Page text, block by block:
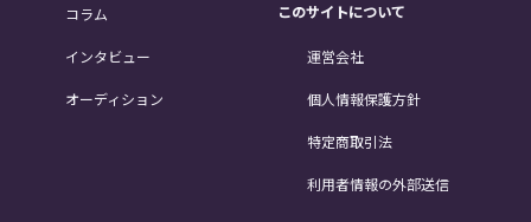
コラム
インタビュー
オーディション
このサイトについて
運営会社
個人情報保護方針
特定商取引法
利用者情報の外部送信